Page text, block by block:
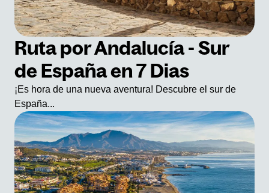
Ruta por Andalucía - Sur
de España en 7 Dias
¡Es hora de una nueva aventura! Descubre el sur de
España...